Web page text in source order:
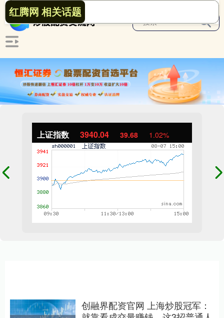
上证指数 3940.04 39.68 1.02%
红腾网 相关话题
创融界配资官网 上海炒股冠军：